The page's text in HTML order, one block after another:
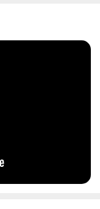
지, 그 이면에 어떤 역사
추천했으며, 「삼프로T